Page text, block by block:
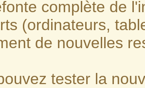
complète de
(ordinateurs,
de nouvelles
tester la